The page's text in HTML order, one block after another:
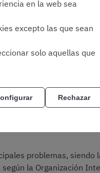
problemas, siendo
la Organización
en la web sea
excepto las que sean
solo aquellas que
Rechazar